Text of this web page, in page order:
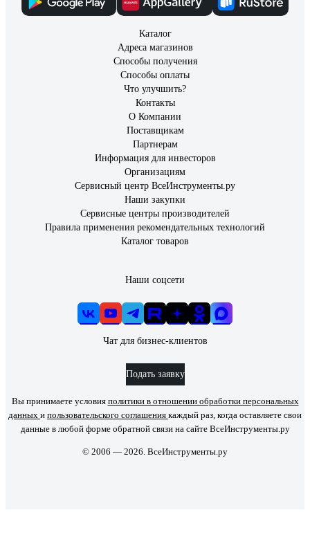
Каталог
Адреса магазинов
Способы получения
Способы оплаты
Что улучшить?
Контакты
О Компании
Поставщикам
Партнерам
Информация для инвесторов
Организациям
Сервисный центр ВсеИнструменты.ру
Наши закупки
Сервисные центры производителей
Правила применения рекомендательных технологий
Каталог товаров
Наши соцсети
Чат для бизнес-клиентов
Подать заявку
Вы принимаете условия политики в отношении обработки персональных
данных и пользовательского соглашения каждый раз, когда оставляете свои
данные в любой форме обратной связи на сайте ВсеИнструменты.ру
© 2006 — 2026. ВсеИнструменты.ру